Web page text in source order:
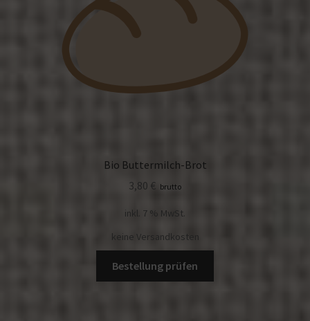
Bio Buttermilch-Brot
3,80 € brutto
inkl. 7 % MwSt.
keine Versandkosten
Bestellung prüfen